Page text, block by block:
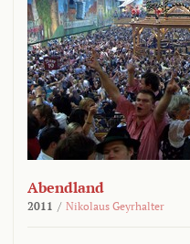
Abendland
2011 / Nikolaus Geyrhalter